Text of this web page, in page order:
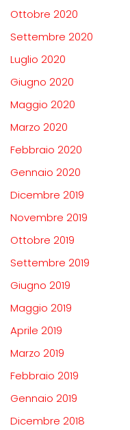
Ottobre 2020
Settembre 2020
Luglio 2020
Giugno 2020
Maggio 2020
Marzo 2020
Febbraio 2020
Gennaio 2020
Dicembre 2019
Novembre 2019
Ottobre 2019
Settembre 2019
Giugno 2019
Maggio 2019
Aprile 2019
Marzo 2019
Febbraio 2019
Gennaio 2019
Dicembre 2018